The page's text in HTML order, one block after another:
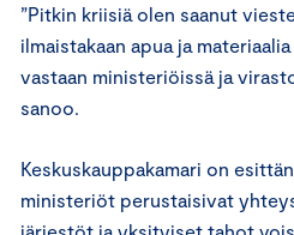
”Pitkin kriisiä olen saanut
ilmaistakaan apua ja
vastaan ministeriöissä ja
sanoo.
Keskuskauppakamari on
ministeriöt perustaisivat